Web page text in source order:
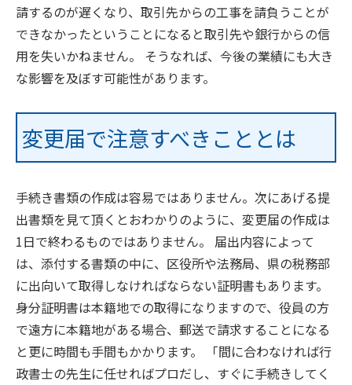
請するのが遅くなり、取引先からの工事を請負うことが
できなかったということになると取引先や銀行からの信
用を失いかねません。 そうなれば、今後の業績にも大き
な影響を及ぼす可能性があります。
変更届で注意すべきこととは
手続き書類の作成は容易ではありません。次にあげる提
出書類を見て頂くとおわかりのように、変更届の作成は
1日で終わるものではありません。 届出内容によって
は、添付する書類の中に、区役所や法務局、県の税務部
に出向いて取得しなければならない証明書もあります。
身分証明書は本籍地での取得になりますので、役員の方
で遠方に本籍地がある場合、郵送で請求することになる
と更に時間も手間もかかります。 「間に合わなければ行
政書士の先生に任せればプロだし、すぐに手続きしてく